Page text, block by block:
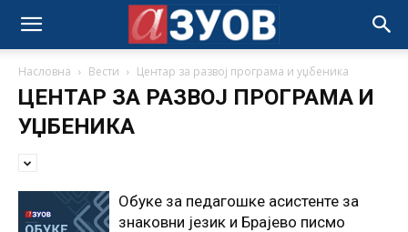
Насловна Вести Центар за развој програма и уџбеника
ЦЕНТАР ЗА РАЗВОЈ ПРОГРАМА И
УЏБЕНИКА
Обуке за педагошке асистенте за
знаковни језик и Брајево писмо